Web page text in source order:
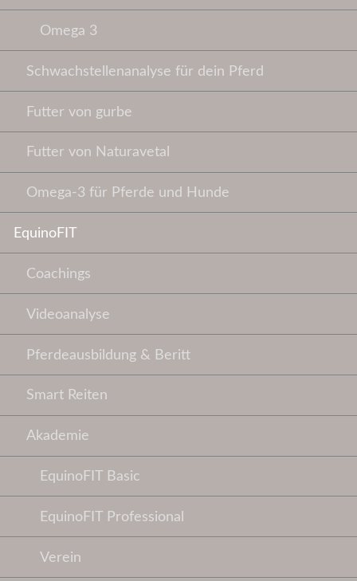
Omega 3
Schwachstellenanalyse für dein Pferd
Futter von gurbe
Futter von Naturavetal
Omega-3 für Pferde und Hunde
EquinoFIT
Coachings
Videoanalyse
Pferdeausbildung & Beritt
Smart Reiten
Akademie
EquinoFIT Basic
EquinoFIT Professional
Verein